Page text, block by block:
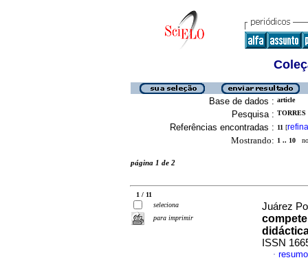
Base de dados : article
Pesquisa :
Referências encontradas : 11 [
Mostrando: 1 .. 10
página 1 de 2
1 / 11
seleciona
para imprimir
Juárez
ISSN
·